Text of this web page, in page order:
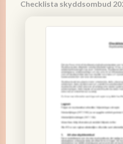
Checklista skyddsombud